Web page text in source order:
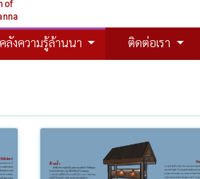
of
คลังความรู้ล้านนา ติดต่อเรา